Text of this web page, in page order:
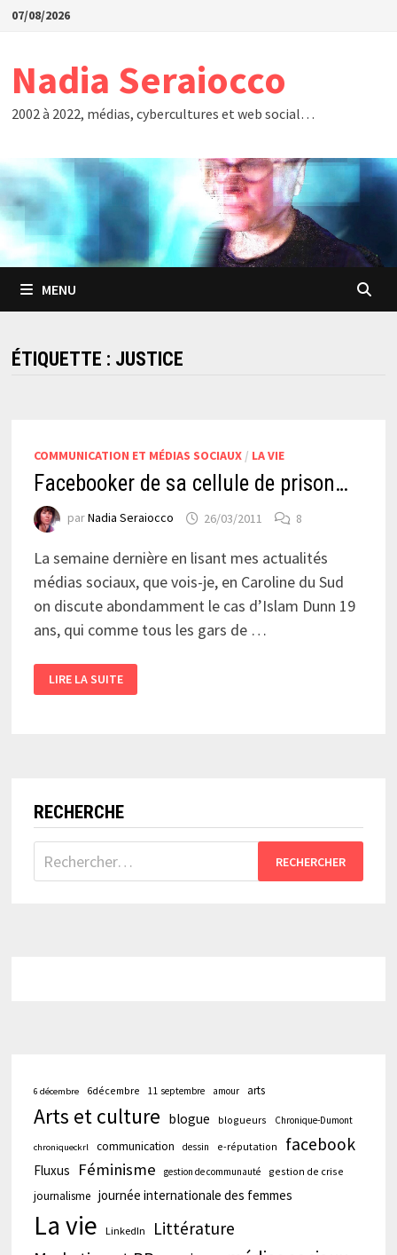
Passer
07/08/2026
Nadia Seraiocco
2002 à 2022, médias, cybercultures et web social…
MENU
ÉTIQUETTE : JUSTICE
COMMUNICATION ET MÉDIAS SOCIAUX/ LA VIE
Facebooker de sa cellule de prison…
parNadia Seraiocco 26/03/2011 8
La semaine dernière en lisant mes actualités
médias sociaux, que vois-je, en Caroline du Sud
on discute abondamment le cas d’Islam Dunn 19
ans, qui comme tous les gars de …
DE
SA
LIRE LA SUITE
RECHERCHE
Rechercher :
6 décembre 6décembre 11 septembre amour arts
Arts et culture blogue blogueurs Chronique-Dumont
chroniqueckrl communication dessin e-réputation facebook
Fluxus Féminisme gestion de communauté gestion de crise
journalisme journée internationale des femmes
La vie LinkedIn Littérature